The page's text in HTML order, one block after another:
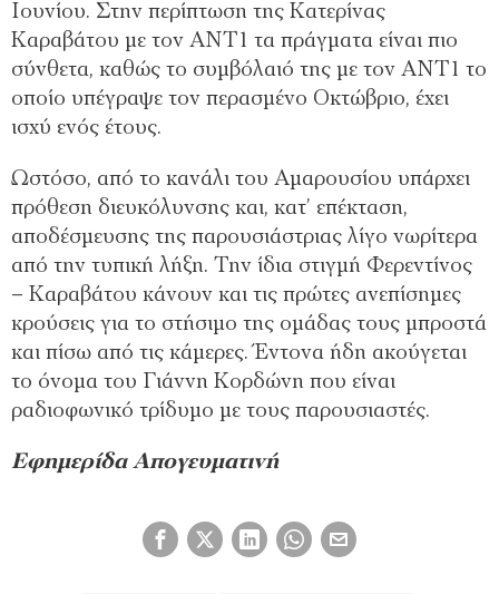
Ιουνίου. Στην περίπτωση της Κατερίνας
Καραβάτου με τον ΑΝΤ1 τα πράγματα είναι πιο
σύνθετα, καθώς το συμβόλαιό της με τον ΑΝΤ1 το
οποίο υπέγραψε τον περασμένο Οκτώβριο, έχει
ισχύ ενός έτους.
Ωστόσο, από το κανάλι του Αμαρουσίου υπάρχει
πρόθεση διευκόλυνσης και, κατ’ επέκταση,
αποδέσμευσης της παρουσιάστριας λίγο νωρίτερα
από την τυπική λήξη. Την ίδια στιγμή Φερεντίνος
– Καραβάτου κάνουν και τις πρώτες ανεπίσημες
κρούσεις για το στήσιμο της ομάδας τους μπροστά
και πίσω από τις κάμερες. Έντονα ήδη ακούγεται
το όνομα του Γιάννη Κορδώνη που είναι
ραδιοφωνικό τρίδυμο με τους παρουσιαστές.
Εφημερίδα Απογευματινή